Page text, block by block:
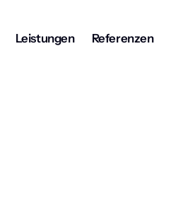
Leistungen Referenzen